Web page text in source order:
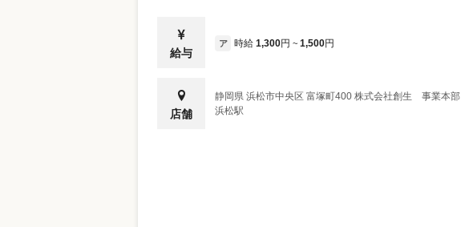
給与
ア 時給 1,300円 ~ 1,500円
店舗
静岡県 浜松市中央区 富塚町400 株式会社創生 事業本部
浜松駅